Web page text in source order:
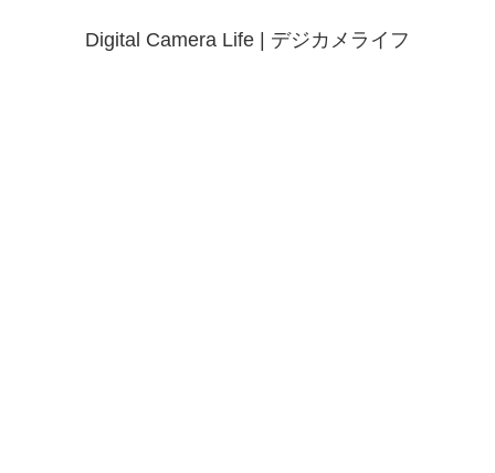
Digital Camera Life | デジカメライフ